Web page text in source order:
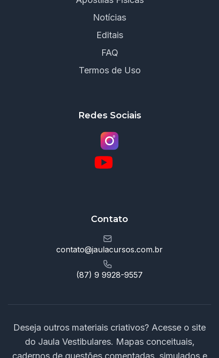
Notícias
Editais
FAQ
Termos de Uso
Redes Sociais
Contato
contato@jaulacursos.com.br
(87) 9 9928-9557
Deseja outros materiais criativos? Acesse o site
do Jaula Vestibulares. Mapas conceituais,
cadernos de questões comentadas, simulados e